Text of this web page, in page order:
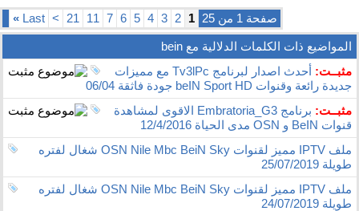
صفحة 1 من 25 1
2
3
4
5
6
7
11
21
>
Last
»
المواضيع ذات الكلمات الدلالية مع bein
مثبــت:
أحدث اصدار لبرنامج Tv3lPc مع مميزات
جديدة رائعة وقنوات beIN Sport HD جودة فاثقة 06/04
مثبــت:
برنامج Embratoria_G3 الاقوى لمشاهدة
قنوات BeIN و OSN مدى الحياة 12/4/2016
ملف IPTV مميز لقنوات OSN Nile Mbc BeiN Sky شغال لفتره
طويلة 25/07/2019
ملف IPTV مميز لقنوات OSN Nile Mbc BeiN Sky شغال لفتره
طويلة 24/07/2019